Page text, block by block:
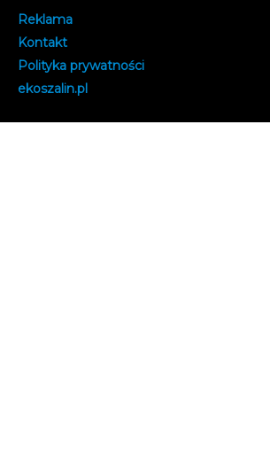
Reklama
Kontakt
Polityka prywatności
ekoszalin.pl